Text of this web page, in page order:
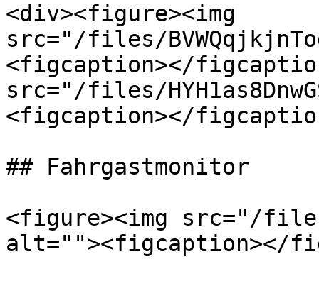
<div><figure><img
src="/files/
<figcaption></
src="/files/
<figcaption></
## Fahrgastmonitor
<figure><img src="/files/
alt=""><figcaption></